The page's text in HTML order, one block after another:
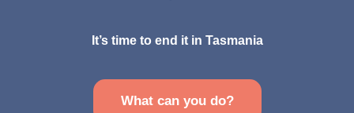
It’s time to end it in Tasmania
What can you do?